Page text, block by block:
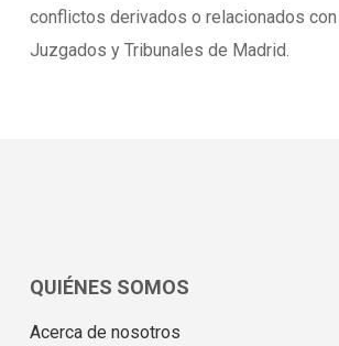
conflictos derivados o relacionados
Juzgados y Tribunales de Madrid.
QUIÉNES SOMOS
Acerca de nosotros